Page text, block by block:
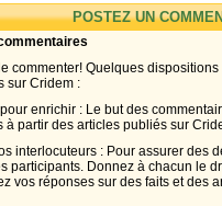
POSTEZ UN
commenter! Quelques
sur Cridem :
enrichir : Le but des
à partir des articles publiés sur
interlocuteurs : Pour assurer des
participants. Donnez à chacun le
vos réponses sur des faits et des